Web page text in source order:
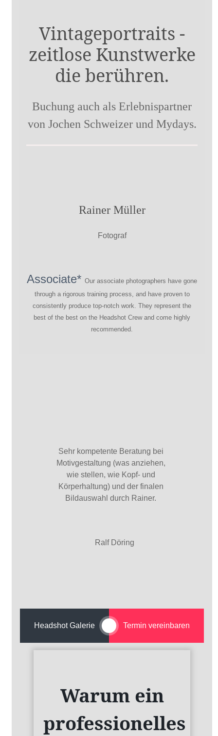
Vintageportraits -
zeitlose Kunstwerke
die berühren.
Buchung auch als Erlebnispartner
von Jochen Schweizer und Mydays.
Rainer Müller
Fotograf
Associate* Our associate photographers have gone
through a rigorous training process, and have proven to
consistently produce top-notch work. They represent the
best of the best on the Headshot Crew and come highly
recommended.
Warum ein
professionelles
Sehr kompetente Beratung bei
Motivgestaltung (was anziehen,
wie stellen, wie Kopf- und
Körperhaltung) und der finalen
Bildauswahl durch Rainer.
Ralf Döring
Headshot Galerie Termin vereinbaren